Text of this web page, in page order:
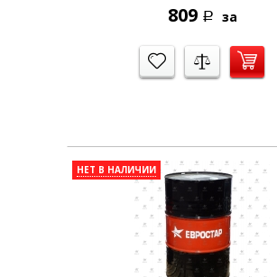
809 Р за
НЕТ В НАЛИЧИИ